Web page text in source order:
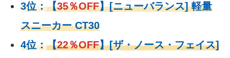
3位：【35％OFF】[ニューバランス] 軽量
スニーカー CT30
4位：【22％OFF】[ザ・ノース・フェイス]